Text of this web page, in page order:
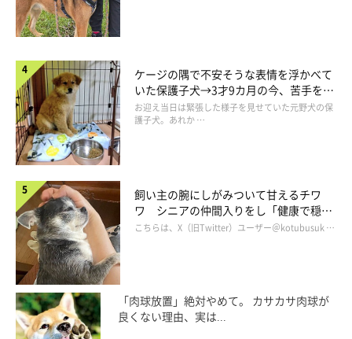
泳ぎが苦手な犬種
ミニチュア・ダックスフンドは体形が泳ぐのに適さないことか
ら、泳ぎが苦手なコも多いでしょう。また、体が小さくすぐ冷え
ケージの隅で不安そうな表情を浮かべて
いた保護子犬→3才9カ月の今、苦手を克
服し頼もしいコに成長！
お迎え当日は緊張した様子を見せていた元野犬の保
護子犬。あれか …
飼い主の腕にしがみついて甘えるチワ
ワ シニアの仲間入りをし「健康で穏や
かな暮らしが続いてほしい」と願う
こちらは、X（旧Twitter）ユーザー＠kotubusuk …
「肉球放置」絶対やめて。 カサカサ肉球が
良くない理由、実は...